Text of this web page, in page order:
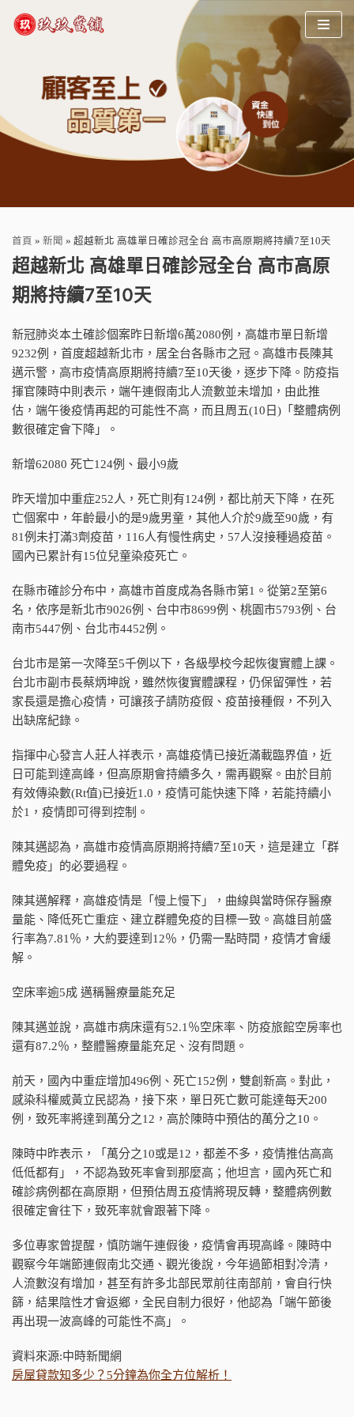
content
首頁 » 新聞 » 超越新北 高雄單日確診冠全台 高市高原期將持續7至10天
超越新北 高雄單日確診冠全台 高市高原
期將持續7至10天
新冠肺炎本土確診個案昨日新增6萬2080例，高雄市單日新增
9232例，首度超越新北市，居全台各縣市之冠。高雄市長陳其
邁示警，高市疫情高原期將持續7至10天後，逐步下降。防疫指
揮官陳時中則表示，端午連假南北人流數並未增加，由此推
估，端午後疫情再起的可能性不高，而且周五(10日)「整體病例
數很確定會下降」。
新增62080 死亡124例、最小9歲
昨天增加中重症252人，死亡則有124例，都比前天下降，在死
亡個案中，年齡最小的是9歲男童，其他人介於9歲至90歲，有
81例未打滿3劑疫苗，116人有慢性病史，57人沒接種過疫苗。
國內已累計有15位兒童染疫死亡。
在縣市確診分布中，高雄市首度成為各縣市第1。從第2至第6
名，依序是新北市9026例、台中市8699例、桃園市5793例、台
南市5447例、台北市4452例。
台北市是第一次降至5千例以下，各級學校今起恢復實體上課。
台北市副市長蔡炳坤說，雖然恢復實體課程，仍保留彈性，若
家長還是擔心疫情，可讓孩子請防疫假、疫苗接種假，不列入
出缺席紀錄。
指揮中心發言人莊人祥表示，高雄疫情已接近滿載臨界值，近
日可能到達高峰，但高原期會持續多久，需再觀察。由於目前
有效傳染數(Rt值)已接近1.0，疫情可能快速下降，若能持續小
於1，疫情即可得到控制。
陳其邁認為，高雄市疫情高原期將持續7至10天，這是建立「群
體免疫」的必要過程。
陳其邁解釋，高雄疫情是「慢上慢下」，曲線與當時保存醫療
量能、降低死亡重症、建立群體免疫的目標一致。高雄目前盛
行率為7.81％，大約要達到12％，仍需一點時間，疫情才會緩
解。
空床率逾5成 邁稱醫療量能充足
陳其邁並說，高雄市病床還有52.1％空床率、防疫旅館空房率也
還有87.2％，整體醫療量能充足、沒有問題。
前天，國內中重症增加496例、死亡152例，雙創新高。對此，
感染科權威黃立民認為，接下來，單日死亡數可能達每天200
例，致死率將達到萬分之12，高於陳時中預估的萬分之10。
陳時中昨表示，「萬分之10或是12，都差不多，疫情推估高高
低低都有」，不認為致死率會到那麼高；他坦言，國內死亡和
確診病例都在高原期，但預估周五疫情將現反轉，整體病例數
很確定會往下，致死率就會跟著下降。
多位專家曾提醒，慎防端午連假後，疫情會再現高峰。陳時中
觀察今年端節連假南北交通、觀光後說，今年過節相對冷清，
人流數沒有增加，甚至有許多北部民眾前往南部前，會自行快
篩，結果陰性才會返鄉，全民自制力很好，他認為「端午節後
再出現一波高峰的可能性不高」。
資料來源:中時新聞網
房屋貸款知多少？5分鐘為你全方位解析！